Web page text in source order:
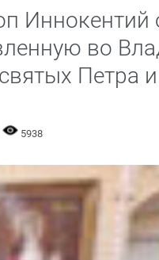
Иннокентий
во
Петра
5938